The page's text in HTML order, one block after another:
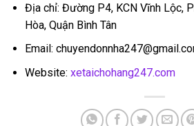
Địa chỉ: Đường P4, KCN Vĩnh Lộc,
Hòa, Quận Bình Tân
Email:
Website: xetaichohang247.com